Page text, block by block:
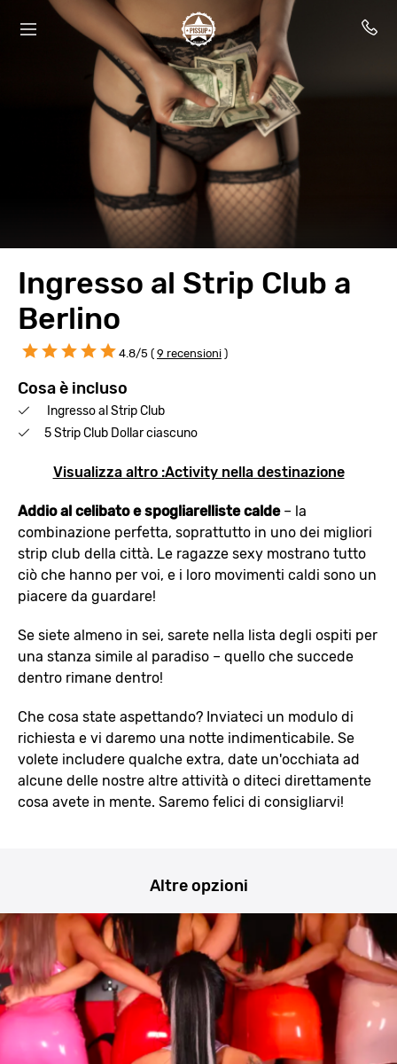
Ingresso al Strip Club a
Berlino
4.8/5 ( 9 recensioni )
Cosa è incluso
Ingresso al Strip Club
5 Strip Club Dollar ciascuno
Visualizza altro :Activity nella destinazione
Addio al celibato e spogliarelliste calde– la
combinazione perfetta, soprattutto in uno dei migliori
strip club della città. Le ragazze sexy mostrano tutto
ciò che hanno per voi, e i loro movimenti caldi sono un
piacere da guardare!
Se siete almeno in sei, sarete nella lista degli ospiti per
una stanza simile al paradiso – quello che succede
dentro rimane dentro!
Che cosa state aspettando? Inviateci un modulo di
richiesta e vi daremo una notte indimenticabile. Se
volete includere qualche extra, date un'occhiata ad
alcune delle nostre altre attività o diteci direttamente
cosa avete in mente. Saremo felici di consigliarvi!
Altre opzioni